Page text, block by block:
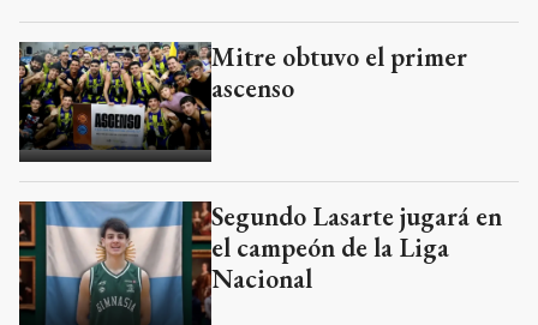
Mitre obtuvo el primer
ascenso
Segundo Lasarte jugará en
el campeón de la Liga
Nacional